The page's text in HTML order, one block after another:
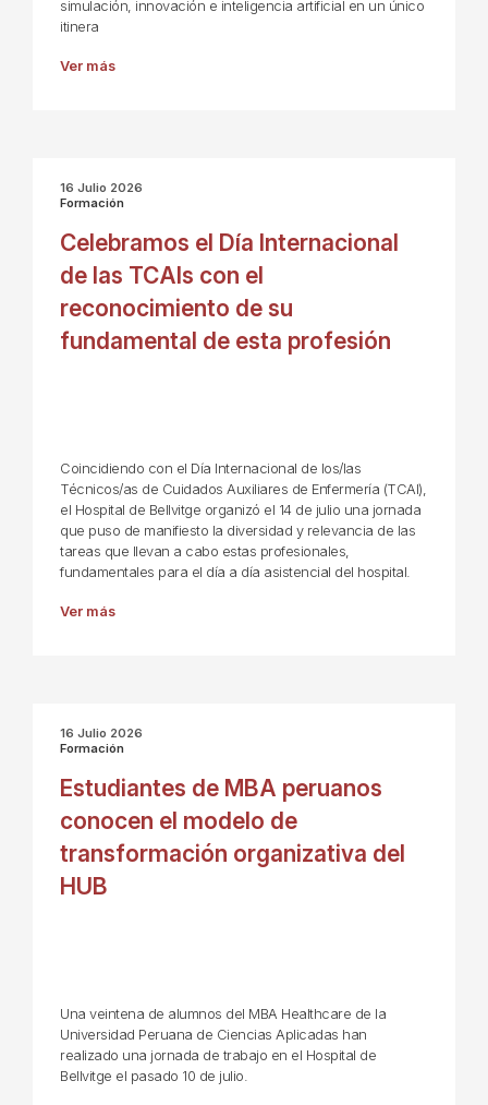
simulación, innovación e inteligencia artificial en un único
itinera
Ver más
16 Julio 2026
Formación
Celebramos el Día Internacional
de las TCAIs con el
reconocimiento de su
fundamental de esta profesión
Coincidiendo con el Día Internacional de los/las
Técnicos/as de Cuidados Auxiliares de Enfermería (TCAI),
el Hospital de Bellvitge organizó el 14 de julio una jornada
que puso de manifiesto la diversidad y relevancia de las
tareas que llevan a cabo estas profesionales,
fundamentales para el día a día asistencial del hospital.
Ver más
16 Julio 2026
Formación
Estudiantes de MBA peruanos
conocen el modelo de
transformación organizativa del
HUB
Una veintena de alumnos del MBA Healthcare de la
Universidad Peruana de Ciencias Aplicadas han
realizado una jornada de trabajo en el Hospital de
Bellvitge el pasado 10 de julio.